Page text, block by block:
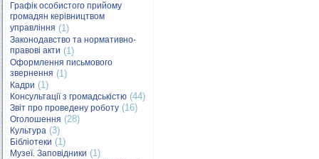
Графік особистого прийому
громадян керівництвом
управління (1)
Законодавство та нормативно-
правові акти (1)
Оформлення письмового
звернення (1)
Кадри (1)
Консультації з громадськістю (44)
Звіт про проведену роботу (16)
Оголошення (28)
Культура (3)
Бібліотеки (1)
Музеї. Заповідники (1)